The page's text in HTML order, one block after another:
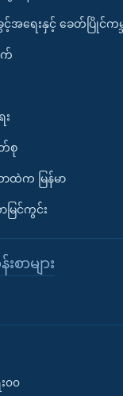
အရေးနှင့် ခေတ်ပြိုင်ကမ္
က်
စု
ာထဲက မြန်မာ
ာမြင်ကွင်း
ာများ
၀၀